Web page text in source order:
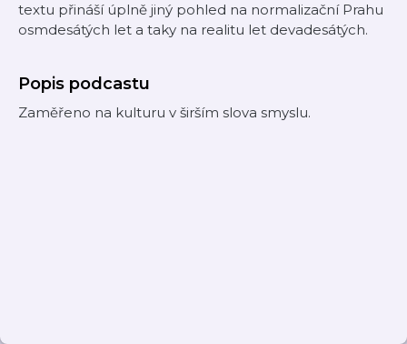
textu přináší úplně jiný pohled na normalizační Prahu
osmdesátých let a taky na realitu let devadesátých.
Popis podcastu
Zaměřeno na kulturu v širším slova smyslu.